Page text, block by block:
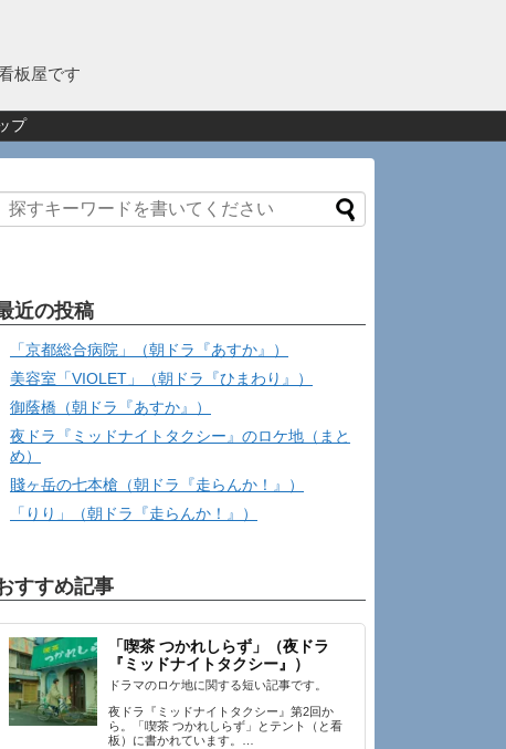
板屋です
プ
近の投稿
「京都総合病院」（朝ドラ『あすか』）
美容室「VIOLET」（朝ドラ『ひまわり』）
御蔭橋（朝ドラ『あすか』）
夜ドラ『ミッドナイトタクシー』のロケ地（まと
め）
賤ヶ岳の七本槍（朝ドラ『走らんか！』）
「りり」（朝ドラ『走らんか！』）
すすめ記事
「喫茶 つかれしらず」（夜ドラ
『ミッドナイトタクシー』）
ドラマのロケ地に関する短い記事です。
夜ドラ『ミッドナイトタクシー』第2回か
ら。「喫茶 つかれしらず」とテント（と看
板）に書かれています。…